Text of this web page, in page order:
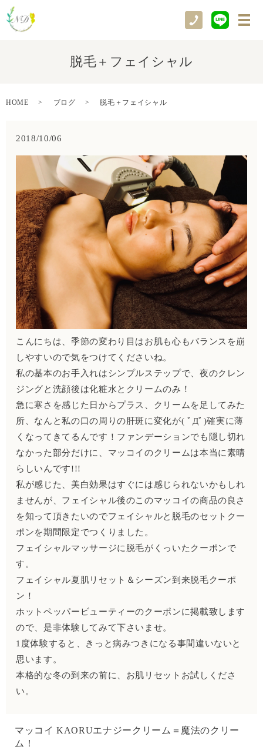
メ
脱毛＋フェイシャル
HOME ブログ 脱毛＋フェイシャル
2018/10/06
こんにちは、季節の変わり目はお肌も心もバランスを崩
しやすいので気をつけてくださいね。
私の基本のお手入れはシンプルステップで、夜のクレン
ジングと洗顔後は化粧水とクリームのみ！
急に寒さを感じた日からプラス、クリームを足してみた
所、なんと私の口の周りの肝斑に変化が( ﾟДﾟ)確実に薄
くなってきてるんです！ファンデーションでも隠し切れ
なかった部分だけに、マッコイのクリームは本当に素晴
らしいんです!!!
私が感じた、美白効果はすぐには感じられないかもしれ
ませんが、フェイシャル後のこのマッコイの商品の良さ
を知って頂きたいのでフェイシャルと脱毛のセットクー
ポンを期間限定でつくりました。
フェイシャルマッサージに脱毛がくっいたクーポンで
す。
フェイシャル夏肌リセット＆シーズン到来脱毛クーポ
ン！
ホットペッパービューティーのクーポンに掲載致します
ので、是非体験してみて下さいませ。
1度体験すると、きっと病みつきになる事間違いないと
思います。
本格的な冬の到来の前に、お肌リセットお試しくださ
い。
マッコイ KAORUエナジークリーム＝魔法のクリー
ム！